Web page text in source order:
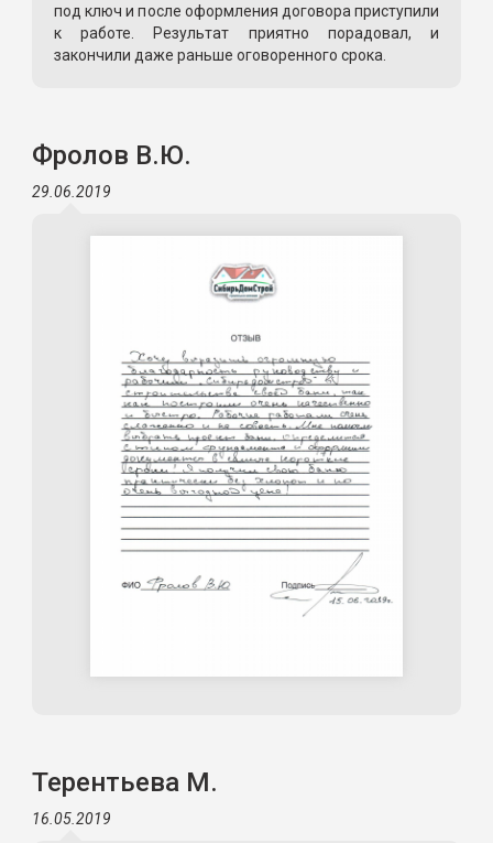
под ключ и после оформления договора приступили
к работе. Результат приятно порадовал, и
закончили даже раньше оговоренного срока.
Фролов В.Ю.
29.06.2019
Терентьева М.
16.05.2019